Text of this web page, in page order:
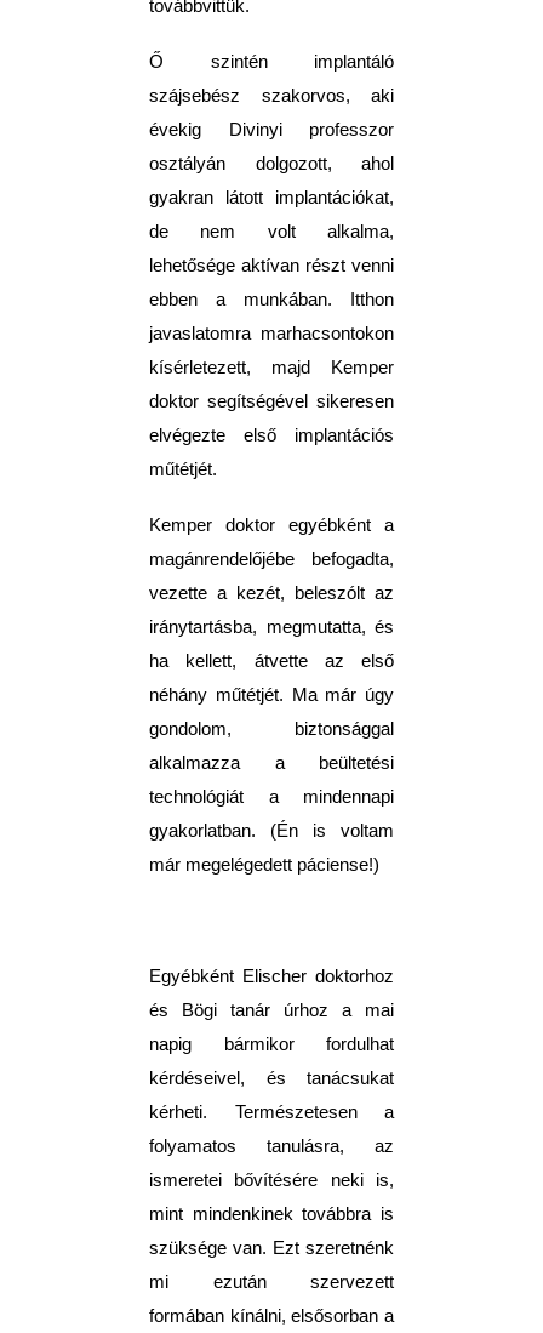
továbbvittük.
Ő szintén implantáló
szájsebész szakorvos, aki
évekig Divinyi professzor
osztályán dolgozott, ahol
gyakran látott implantációkat,
de nem volt alkalma,
lehetősége aktívan részt venni
ebben a munkában. Itthon
javaslatomra marhacsontokon
kísérletezett, majd Kemper
doktor segítségével sikeresen
elvégezte első implantációs
műtétjét.
Kemper doktor egyébként a
magánrendelőjébe befogadta,
vezette a kezét, beleszólt az
iránytartásba, megmutatta, és
ha kellett, átvette az első
néhány műtétjét. Ma már úgy
gondolom, biztonsággal
alkalmazza a beültetési
technológiát a mindennapi
gyakorlatban. (Én is voltam
már megelégedett páciense!)
Egyébként Elischer doktorhoz
és Bögi tanár úrhoz a mai
napig bármikor fordulhat
kérdéseivel, és tanácsukat
kérheti. Természetesen a
folyamatos tanulásra, az
ismeretei bővítésére neki is,
mint mindenkinek továbbra is
szüksége van. Ezt szeretnénk
mi ezután szervezett
formában kínálni, elsősorban a